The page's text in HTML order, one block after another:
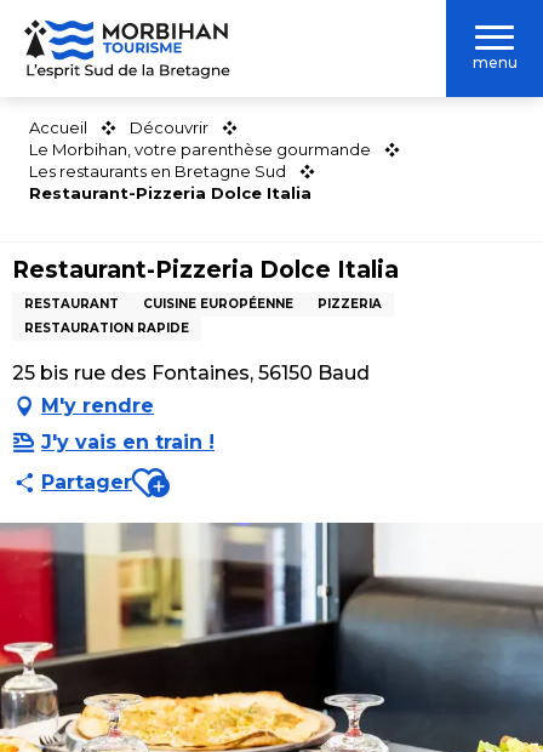
Aller
contenu
menu
Accueil
Découvrir
Le Morbihan, votre parenthèse gourmande
Les restaurants en Bretagne Sud
Restaurant-Pizzeria Dolce Italia
Restaurant-Pizzeria Dolce Italia
RESTAURANT CUISINE EUROPÉENNE
PIZZERIA
RESTAURATION RAPIDE
25 bis rue des Fontaines, 56150 Baud
M'y rendre
J'y vais en train !
PartagerAjouter aux favoris